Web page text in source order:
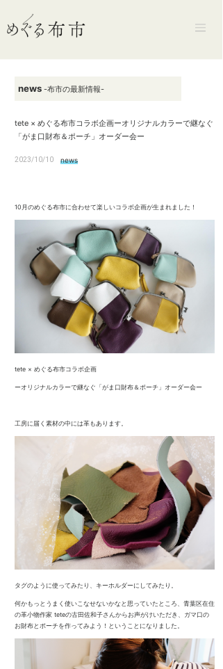
news -布市の最新情報-
tete × めぐる布市コラボ企画ーオリジナルカラーで継なぐ
「がま口財布＆ポーチ」オーダー会ー
2023/10/10 news
10月のめぐる布市に合わせて楽しいコラボ企画が生まれました！
tete × めぐる布市コラボ企画
ーオリジナルカラーで継なぐ「がま口財布＆ポーチ」オーダー会ー
工房に届く素材の中には革もあります。
タグのように使ってみたり、キーホルダーにしてみたり。
何かもっとうまく使いこなせないかなと思っていたところ、青葉区在住
の革小物作家 teteの古田佐和子さんからお声がけいただき、ガマ口の
お財布とポーチを作ってみよう！ということになりました。